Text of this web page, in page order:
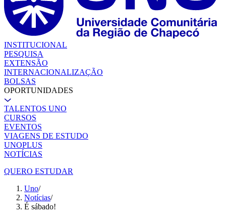
INSTITUCIONAL
PESQUISA
EXTENSÃO
INTERNACIONALIZAÇÃO
BOLSAS
OPORTUNIDADES
TALENTOS UNO
CURSOS
EVENTOS
VIAGENS DE ESTUDO
UNOPLUS
NOTÍCIAS
QUERO ESTUDAR
Uno/
Notícias/
É sábado!